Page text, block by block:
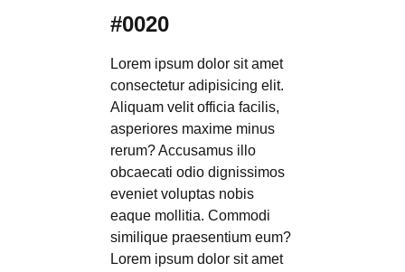
#0020
Lorem ipsum dolor sit amet
consectetur adipisicing elit.
Aliquam velit officia facilis,
asperiores maxime minus
rerum? Accusamus illo
obcaecati odio dignissimos
eveniet voluptas nobis
eaque mollitia. Commodi
similique praesentium eum?
Lorem ipsum dolor sit amet